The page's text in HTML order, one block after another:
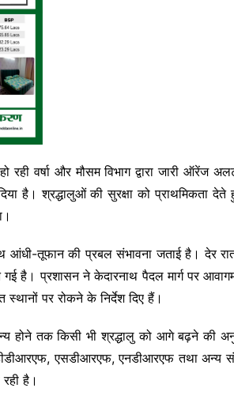
रही वर्षा और मौसम विभाग द्वारा जारी ऑरेंज
है। श्रद्धालुओं की सुरक्षा को प्राथमिकता देते
आंधी-तूफान की प्रबल संभावना जताई है। देर रात
गई है। प्रशासन ने केदारनाथ पैदल मार्ग पर
स्थानों पर रोकने के निर्देश दिए हैं।
होने तक किसी भी श्रद्धालु को आगे बढ़ने की
एसडीआरएफ, एनडीआरएफ तथा अन्य
है।